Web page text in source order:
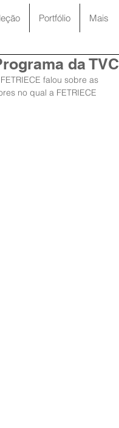
Portfólio Mais
da TVC
falou sobre as
no qual a FETRIECE